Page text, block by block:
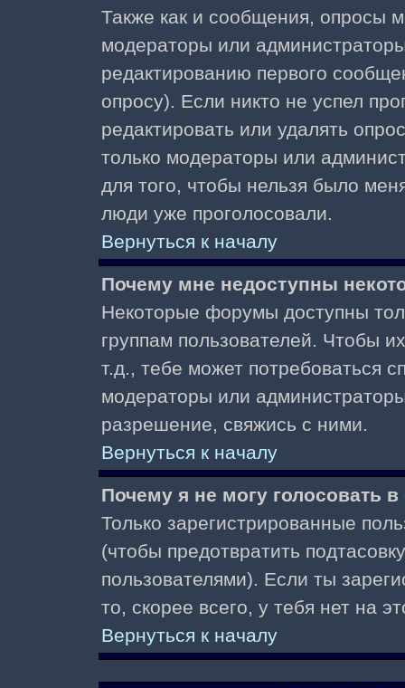
Также как и сообщения, опросы
модераторы или
редактированию первого
опросу). Если никто не успел
редактировать или удалять
только модераторы или
для того, чтобы нельзя было
люди уже проголосовали.
Вернуться к началу
Почему мне недоступны
Некоторые форумы доступны
группам пользователей. Чтобы
т.д., тебе может потребоваться
модераторы или
разрешение, свяжись с ними.
Вернуться к началу
Почему я не могу голосовать
Только зарегистрированные
(чтобы предотвратить
пользователями). Если ты
то, скорее всего, у тебя нет на
Вернуться к началу